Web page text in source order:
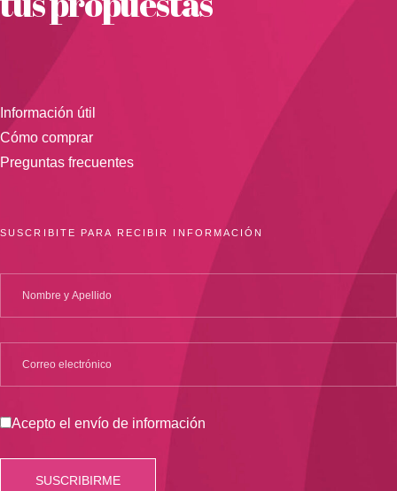
Información útil
Cómo comprar
Preguntas frecuentes
SUSCRIBITE PARA RECIBIR INFORMACIÓN
Acepto el envío de información